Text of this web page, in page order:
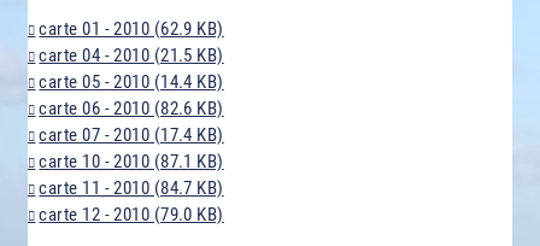
carte 01 - 2010 (62.9 KB)
carte 04 - 2010 (21.5 KB)
carte 05 - 2010 (14.4 KB)
carte 06 - 2010 (82.6 KB)
carte 07 - 2010 (17.4 KB)
carte 10 - 2010 (87.1 KB)
carte 11 - 2010 (84.7 KB)
carte 12 - 2010 (79.0 KB)